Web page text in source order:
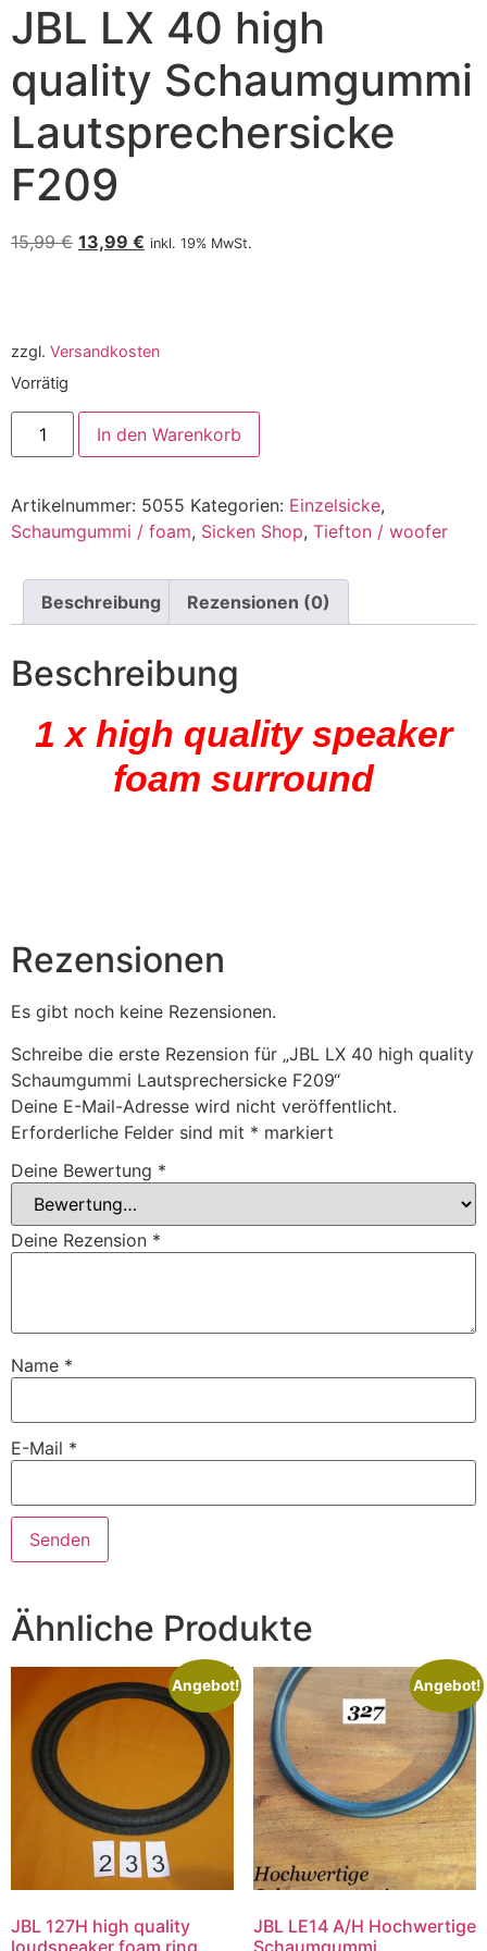
JBL LX 40 high
quality Schaumgummi
Lautsprechersicke
F209
15,99€ 13,99 € inkl. 19% MwSt.
zzgl. Versandkosten
Vorrätig
In den Warenkorb
Artikelnummer: 5055 Kategorien: Einzelsicke,
Schaumgummi / foam, Sicken Shop, Tiefton / woofer
Beschreibung Rezensionen (0)
Beschreibung
1 x high quality speaker
foam surround
Rezensionen
Es gibt noch keine Rezensionen.
Schreibe die erste Rezension für „JBL LX 40 high quality
Schaumgummi Lautsprechersicke F209“
Deine E-Mail-Adresse wird nicht veröffentlicht.
Erforderliche Felder sind mit * markiert
Deine Bewertung *
Deine Rezension *
Name *
E-Mail *
Ähnliche Produkte
Angebot!
JBL 127H high quality
loudspeaker foam ring
Angebot!
JBL LE14 A/H Hochwertige
Schaumgummi